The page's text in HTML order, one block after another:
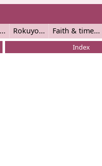
Rokuyo Faith & time
Index